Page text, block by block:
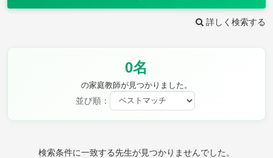
詳しく検索する
0名
の家庭教師が見つかりました。
並び順：
検索条件に一致する先生が見つかりませんでした。
教科
理科
保健・体育 図画工作 書写